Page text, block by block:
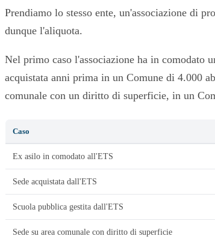
Prendiamo lo stesso ente, un'associazione di
dunque l'aliquota.
Nel primo caso l'associazione ha in comodato
acquistata anni prima in un Comune di 4.000
comunale con un diritto di superficie, in un
Caso
Ex asilo in comodato all'ETS
Sede acquistata dall'ETS
Scuola pubblica gestita dall'ETS
Sede su area comunale con diritto di superficie